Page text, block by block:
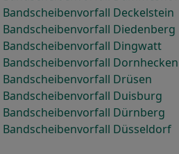
Bandscheibenvorfall Deckelstein
Bandscheibenvorfall Diedenberg
Bandscheibenvorfall Dingwatt
Bandscheibenvorfall Dornhecken
Bandscheibenvorfall Drüsen
Bandscheibenvorfall Duisburg
Bandscheibenvorfall Dürnberg
Bandscheibenvorfall Düsseldorf